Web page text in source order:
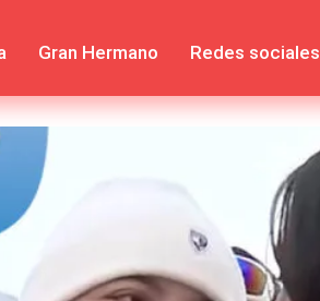
Gran Hermano Redes sociales